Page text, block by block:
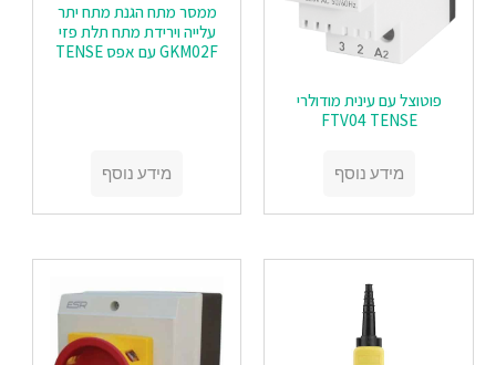
פוטוצל עם עינית מודולרי
FTV04 TENSE
מידע נוסף
ממסר מתח הגנת מתח יתר
עלייה וירידת מתח תלת פזי
GKM02F עם אפס TENSE
מידע נוסף